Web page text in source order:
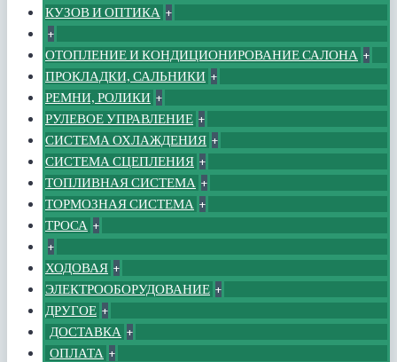
КУЗОВ И ОПТИКА +
+
ОТОПЛЕНИЕ И КОНДИЦИОНИРОВАНИЕ САЛОНА +
ПРОКЛАДКИ, САЛЬНИКИ +
РЕМНИ, РОЛИКИ +
РУЛЕВОЕ УПРАВЛЕНИЕ +
СИСТЕМА ОХЛАЖДЕНИЯ +
СИСТЕМА СЦЕПЛЕНИЯ +
ТОПЛИВНАЯ СИСТЕМА +
ТОРМОЗНАЯ СИСТЕМА +
ТРОСА +
+
ХОДОВАЯ +
ЭЛЕКТРООБОРУДОВАНИЕ +
ДРУГОЕ +
ДОСТАВКА +
ОПЛАТА +